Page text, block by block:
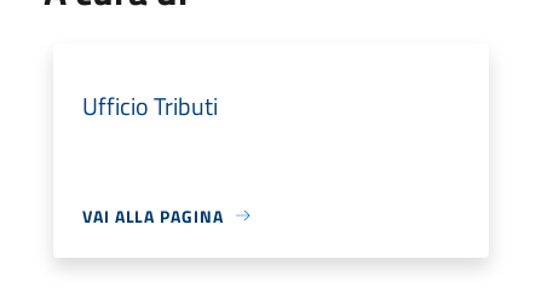
Ufficio Tributi
VAI ALLA PAGINA